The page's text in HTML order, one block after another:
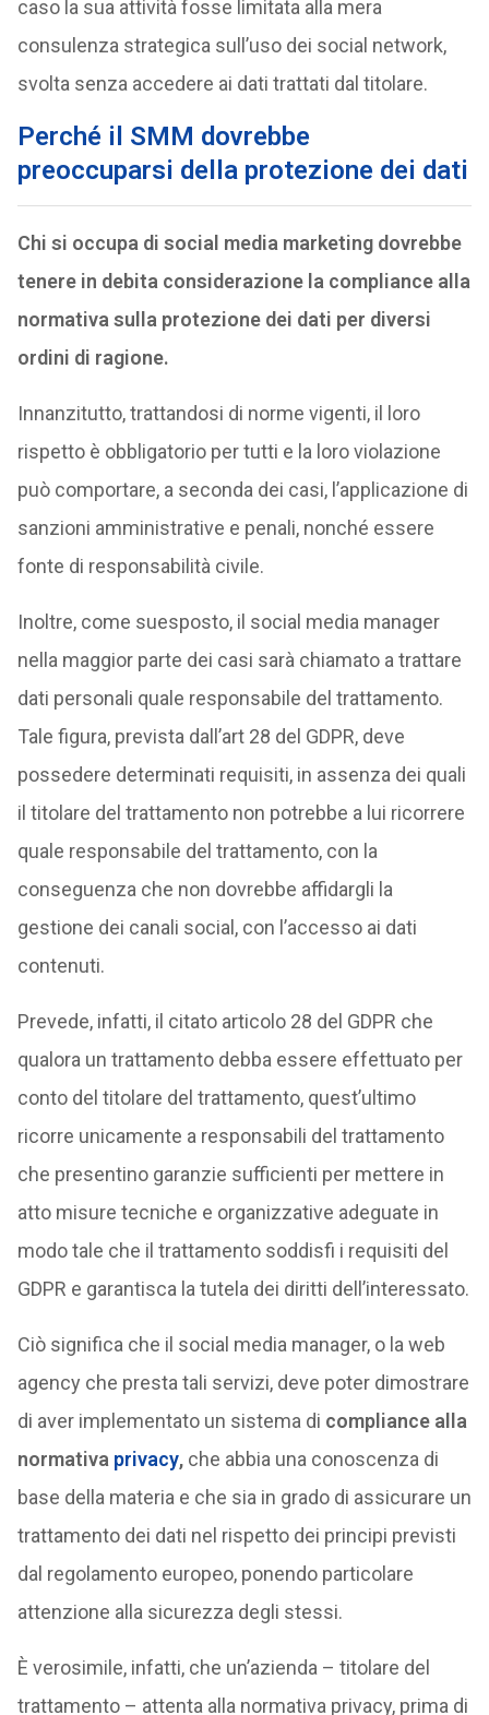
caso la sua attività fosse limitata alla mera
consulenza strategica sull’uso dei social network,
svolta senza accedere ai dati trattati dal titolare.
Perché il SMM dovrebbe
preoccuparsi della protezione dei dati
Chi si occupa di social media marketing dovrebbe
tenere in debita considerazione la compliance alla
normativa sulla protezione dei dati per diversi
ordini di ragione.
Innanzitutto, trattandosi di norme vigenti, il loro
rispetto è obbligatorio per tutti e la loro violazione
può comportare, a seconda dei casi, l’applicazione di
sanzioni amministrative e penali, nonché essere
fonte di responsabilità civile.
Inoltre, come suesposto, il social media manager
nella maggior parte dei casi sarà chiamato a trattare
dati personali quale responsabile del trattamento.
Tale figura, prevista dall’art 28 del GDPR, deve
possedere determinati requisiti, in assenza dei quali
il titolare del trattamento non potrebbe a lui ricorrere
quale responsabile del trattamento, con la
conseguenza che non dovrebbe affidargli la
gestione dei canali social, con l’accesso ai dati
contenuti.
Prevede, infatti, il citato articolo 28 del GDPR che
qualora un trattamento debba essere effettuato per
conto del titolare del trattamento, quest’ultimo
ricorre unicamente a responsabili del trattamento
che presentino garanzie sufficienti per mettere in
atto misure tecniche e organizzative adeguate in
modo tale che il trattamento soddisfi i requisiti del
GDPR e garantisca la tutela dei diritti dell’interessato.
Ciò significa che il social media manager, o la web
agency che presta tali servizi, deve poter dimostrare
di aver implementato un sistema di compliance alla
normativa privacy,che abbia una conoscenza di
base della materia e che sia in grado di assicurare un
trattamento dei dati nel rispetto dei principi previsti
dal regolamento europeo, ponendo particolare
attenzione alla sicurezza degli stessi.
È verosimile, infatti, che un’azienda – titolare del
trattamento – attenta alla normativa privacy, prima di